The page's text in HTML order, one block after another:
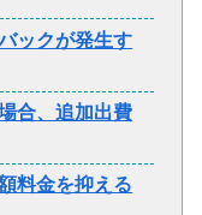
ックが発生す
合、追加出費
料金を抑える